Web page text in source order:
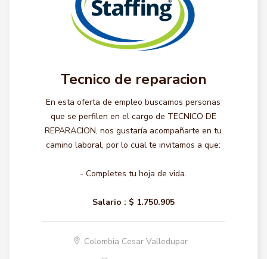
Tecnico de reparacion
En esta oferta de empleo buscamos personas
que se perfilen en el cargo de TECNICO DE
REPARACION, nos gustaría acompañarte en tu
camino laboral, por lo cual te invitamos a que:
- Completes tu hoja de vida.
Salario : $ 1.750.905
Colombia Cesar Valledupar